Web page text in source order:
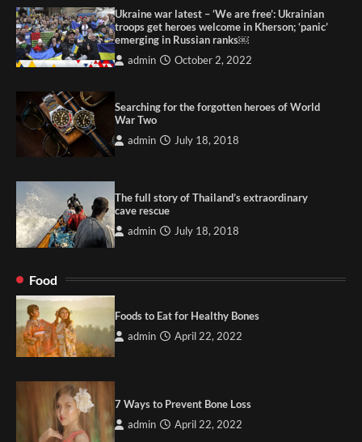
Ukraine war latest – ‘We are free’: Ukrainian
troops get heroes welcome in Kherson; ‘panic’
emerging in Russian ranks￼
admin October 2, 2022
Searching for the forgotten heroes of World
War Two
admin July 18, 2018
The full story of Thailand’s extraordinary
cave rescue
admin July 18, 2018
Food
Foods to Eat for Healthy Bones
admin April 22, 2022
7 Ways to Prevent Bone Loss
admin April 22, 2022